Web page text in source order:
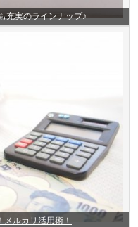
充実のラインナップ♪
ルカリ活用術！